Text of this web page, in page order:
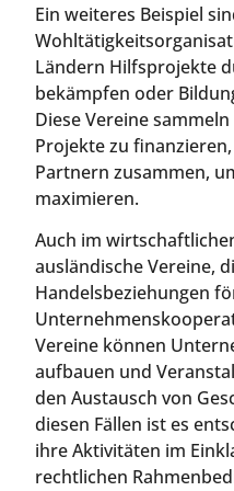
Ein weiteres Beispiel
Ländern Hilfsprojekte
bekämpfen oder
Diese Vereine
Projekte zu
Partnern zusammen,
maximieren.
Auch im
ausländische Vereine,
Handelsbeziehungen
Vereine können
aufbauen und
den Austausch von
diesen Fällen ist es
ihre Aktivitäten im
rechtlichen